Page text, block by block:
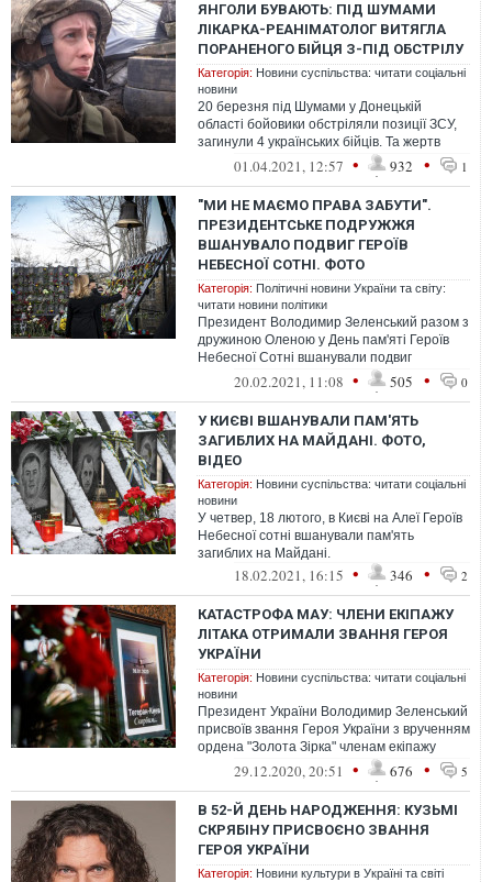
ЯНГОЛИ БУВАЮТЬ: ПІД ШУМАМИ
ЛІКАРКА-РЕАНІМАТОЛОГ ВИТЯГЛА
ПОРАНЕНОГО БІЙЦЯ З-ПІД ОБСТРІЛУ
Категорія: Новини суспільства: читати соціальні
новини
20 березня під Шумами у Донецькій
області бойовики обстріляли позиції ЗСУ,
загинули 4 українських бійців. Та жертв
могло бути більше.
01.04.2021, 12:57 • 932 • 1
"МИ НЕ МАЄМО ПРАВА ЗАБУТИ".
ПРЕЗИДЕНТСЬКЕ ПОДРУЖЖЯ
ВШАНУВАЛО ПОДВИГ ГЕРОЇВ
НЕБЕСНОЇ СОТНІ. ФОТО
Категорія: Політичні новини України та світу:
читати новини політики
Президент Володимир Зеленський разом з
дружиною Оленою у День пам'яті Героїв
Небесної Сотні вшанували подвиг
учасників Революції гідності у Києві.
20.02.2021, 11:08 • 505 • 0
У КИЄВІ ВШАНУВАЛИ ПАМ'ЯТЬ
ЗАГИБЛИХ НА МАЙДАНІ. ФОТО,
ВІДЕО
Категорія: Новини суспільства: читати соціальні
новини
У четвер, 18 лютого, в Києві на Алеї Героїв
Небесної сотні вшанували пам'ять
загиблих на Майдані.
18.02.2021, 16:15 • 346 • 2
КАТАСТРОФА МАУ: ЧЛЕНИ ЕКІПАЖУ
ЛІТАКА ОТРИМАЛИ ЗВАННЯ ГЕРОЯ
УКРАЇНИ
Категорія: Новини суспільства: читати соціальні
новини
Президент України Володимир Зеленський
присвоїв звання Героя України з врученням
ордена "Золота Зірка" членам екіпажу
літака, які загинули в авіакатас...
29.12.2020, 20:51 • 676 • 5
В 52-Й ДЕНЬ НАРОДЖЕННЯ: КУЗЬМІ
СКРЯБІНУ ПРИСВОЄНО ЗВАННЯ
ГЕРОЯ УКРАЇНИ
Категорія: Новини культури в Україні та світі